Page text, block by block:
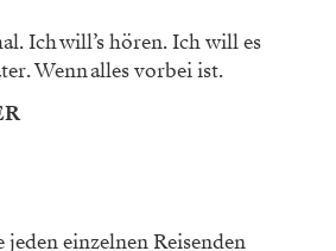
Ich will’s hören. Ich will es
Wenn alles vorbei ist.
einzelnen Reisenden